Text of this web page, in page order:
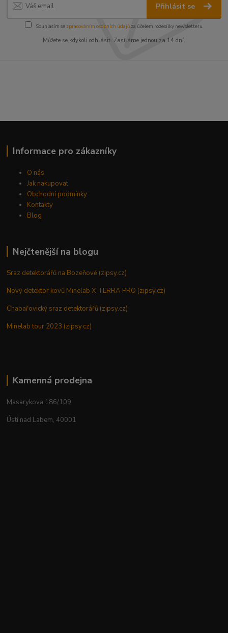
Přihlásit se
Souhlasím se zpracováním osobních údajůza účelem rozesílky newsletteru.
Můžete se kdykoli odhlásit. Zasíláme jednou za 14 dní.
Informace pro zákazníky
O nás
Jak nakupovat
Obchodní podmínky
Kontakty
Blog
Nejčtenější na blogu
Sraz detektorářů na Bozeňově (zipsy.cz)
Nový detektor kovů Minelab X TERRA PRO (zipsy.cz)
Chabařovický sraz detektorářů (zipsy.cz)
Minelab tour 2023 (zipsy.cz)
Kamenná prodejna
Masarykova 186/109
Ústí nad Labem, 40001